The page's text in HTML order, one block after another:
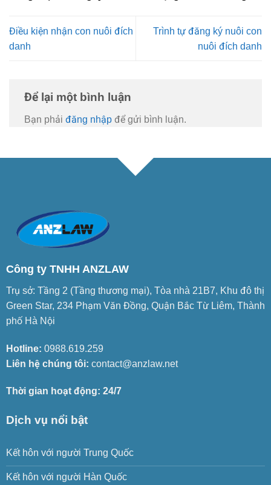
Điều kiện nhận con nuôi đích
danh
Trình tự đăng ký nuôi con
nuôi đích danh
Để lại một bình luận
Bạn phải đăng nhập để gửi bình luận.
Công ty TNHH ANZLAW
Trụ sở: Tầng 2 (Tầng thương mại), Tòa nhà 21B7, Khu đô thị
Green Star, 234 Phạm Văn Đồng, Quận Bắc Từ Liêm, Thành
phố Hà Nội
Hotline: 0988.619.259
Liên hệ chúng tôi: contact@anzlaw.net
Thời gian hoạt động: 24/7
Dịch vụ nổi bật
Kết hôn với người Trung Quốc
Kết hôn với người Hàn Quốc